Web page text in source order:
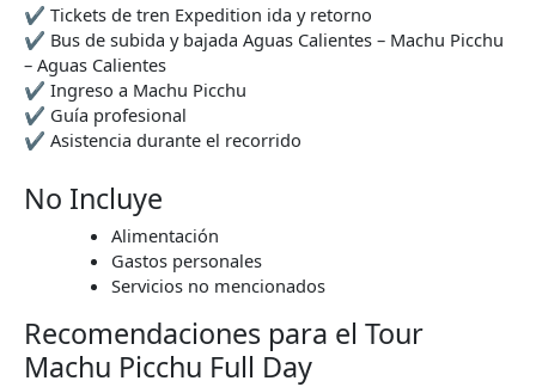
✔ Tickets de tren Expedition ida y retorno
✔ Bus de subida y bajada Aguas Calientes – Machu Picchu
– Aguas Calientes
✔ Ingreso a Machu Picchu
✔ Guía profesional
✔ Asistencia durante el recorrido
No Incluye
Alimentación
Gastos personales
Servicios no mencionados
Recomendaciones para el Tour
Machu Picchu Full Day